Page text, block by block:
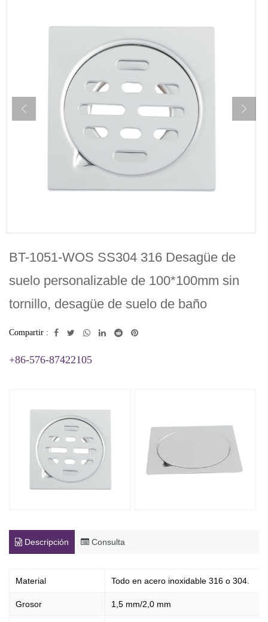
BT-1051-WOS SS304 316 Desagüe de
suelo personalizable de 100*100mm sin
tornillo, desagüe de suelo de baño
Compartir :
+86-576-87422105
Descripción Consulta
Material Todo en acero inoxidable 316 o 304.
Grosor 1,5 mm/2,0 mm